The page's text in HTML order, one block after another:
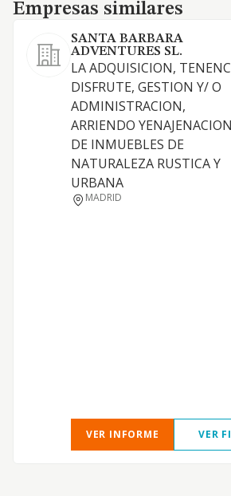
Empresas similares
SANTA BARBARA
ADVENTURES SL.
LA ADQUISICION,
DISFRUTE, GESTION Y/ O
ADMINISTRACION,
ARRIENDO YENAJENACION
DE INMUEBLES DE
NATURALEZA RUSTICA Y
URBANA
MADRID
VER INFORME VER